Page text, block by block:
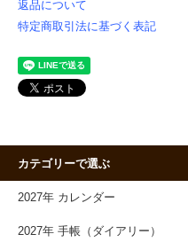
返品について
特定商取引法に基づく表記
カテゴリーで選ぶ
2027年 カレンダー
2027年 手帳（ダイアリー）